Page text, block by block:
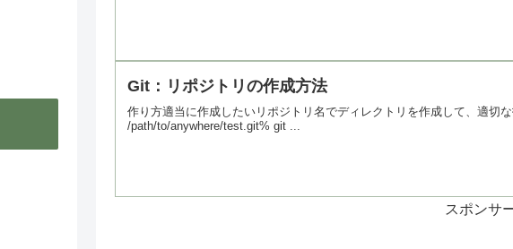
Git：リポジトリの作成方法
作り方適当に作成したいリポジトリ名でディレクトリを作成して、適切
/path/to/anywhere/test.git% git ...
スポンサ